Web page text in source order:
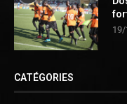
CATÉGORIES